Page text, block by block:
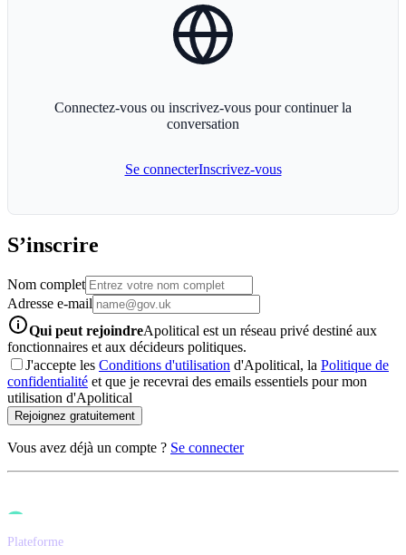
Connectez-vous ou inscrivez-vous pour continuer la
conversation
Se connecterInscrivez-vous
S’inscrire
Nom complet
Adresse e-mail
Qui peut rejoindreApolitical est un réseau privé destiné aux
fonctionnaires et aux décideurs politiques.
J'accepte les Conditions d'utilisation d'Apolitical, la Politique de
confidentialité et que je recevrai des emails essentiels pour mon
utilisation d'Apolitical
Rejoignez gratuitement
Vous avez déjà un compte ? Se connecter
Plateforme